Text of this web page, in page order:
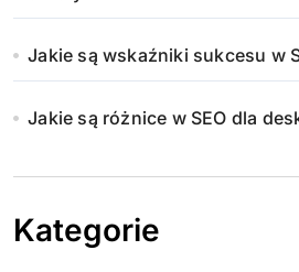
Jakie są wskaźniki sukcesu w
Jakie są różnice w SEO dla
Kategorie